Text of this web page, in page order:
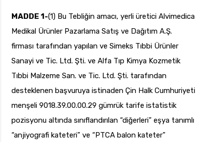
MADDE 1-(1) Bu Tebliğin amacı, yerli üretici Alvimedica
Medikal Ürünler Pazarlama Satış ve Dağıtım A.Ş.
firması tarafından yapılan ve Simeks Tıbbi Ürünler
Sanayi ve Tic. Ltd. Şti. ve Alfa Tıp Kimya Kozmetik
Tıbbi Malzeme San. ve Tic. Ltd. Şti. tarafından
desteklenen başvuruya istinaden Çin Halk Cumhuriyeti
menşeli 9018.39.00.00.29 gümrük tarife istatistik
pozisyonu altında sınıflandırılan “diğerleri” eşya tanımlı
“anjiyografi kateteri” ve “PTCA balon kateter”